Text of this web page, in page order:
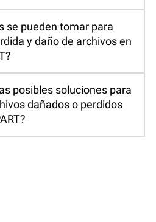
se pueden tomar para
y daño de archivos en
posibles soluciones para
dañados o perdidos